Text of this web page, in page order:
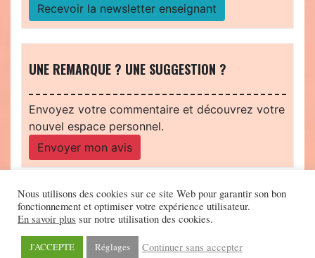
Recevoir la newsletter enseignant
UNE REMARQUE ? UNE SUGGESTION ?
Envoyez votre commentaire et découvrez votre
nouvel espace personnel.
Envoyer mon avis
Nous utilisons des cookies sur ce site Web pour garantir son bon
fonctionnement et optimiser votre expérience utilisateur.
En savoir plus sur notre utilisation des cookies.
J'ACCEPTE Réglages Continuer sans accepter